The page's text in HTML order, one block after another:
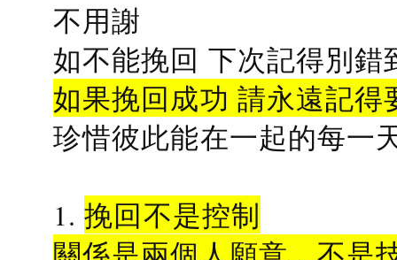
不用謝
如不能挽回 下次記得別錯
如果挽回成功 請永遠記得
珍惜彼此能在一起的每一
1.挽回不是控制